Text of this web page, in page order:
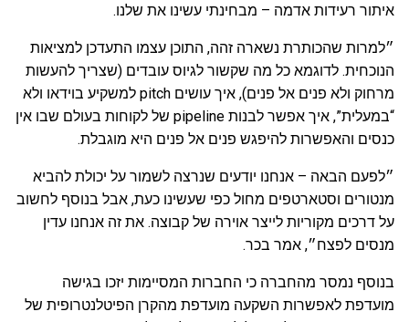
איתור רעידות אדמה – מבחינתי עשינו את שלנו.
״למרות שהכותרת נשארה זהה, התוכן עצמו התעדכן למציאות
הנוכחית. לדוגמא כל מה שקשור לגיוס עובדים (שצריך להעשות
מרחוק ולא פנים אל פנים), איך עושים ‪pitch‬ למשקיע בוידאו ולא
“במעלית”, איך אפשר לבנות ‪pipeline‬ של לקוחות בעולם שבו אין
כנסים והאפשרות להיפגש פנים אל פנים היא מוגבלת.
״לפעם הבאה – אנחנו יודעים שנרצה לשמור על יכולת להביא
מנטורים וסטארטפים מחול כפי שעשינו כעת, אבל בנוסף לחשוב
על דרכים מקוריות לייצר אוירה של קבוצה. את זה אנחנו עדין
מנסים לפצח״, אמר בכר.
בנוסף נמסר מהחברה כי החברות המסיימות יזכו בגישה
מועדפת לאפשרות השקעה מועדפת מהקרן הפיטלנטרופית של